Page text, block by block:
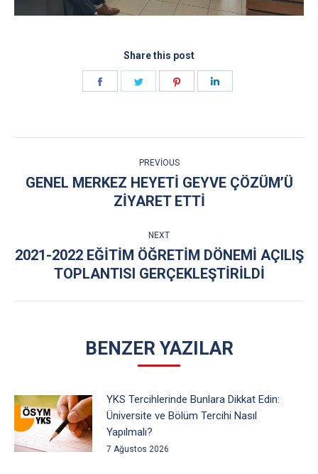
Share this post
NAVIGATION
PREVIOUS
Previous
post:
GENEL MERKEZ HEYETİ GEYVE ÇÖZÜM’Ü
ZİYARET ETTİ
NEXT
Next
post:
2021-2022 EĞİTİM ÖĞRETİM DÖNEMİ AÇILIŞ
TOPLANTISI GERÇEKLEŞTİRİLDİ
BENZER YAZILAR
YKS Tercihlerinde Bunlara Dikkat Edin:
Üniversite ve Bölüm Tercihi Nasıl
Yapılmalı?
7 Ağustos 2026